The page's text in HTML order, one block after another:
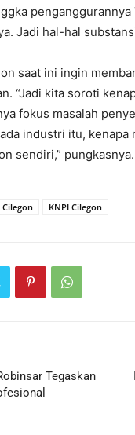
Jadi hal-hal
saat ini ingin
“Jadi kita soroti
fokus masalah
industri itu,
sendiri,” pungkasnya.
Cilegon KNPI Cilegon
Tegaskan